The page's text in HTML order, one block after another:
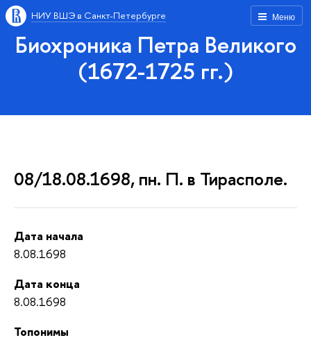
Меню
НИУ ВШЭ в Санкт-Петербурге
Биохроника Петра Великого
(1672-1725 гг.)
08/18.08.1698, пн. П. в Тирасполе.
Дата начала
8.08.1698
Дата конца
8.08.1698
Топонимы